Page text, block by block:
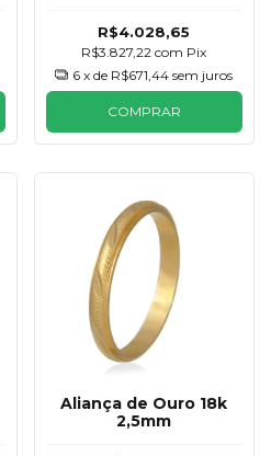
R$4.028,65
R$3.827,22com Pix
6 x de R$671,44 sem juros
COMPRAR
Aliança de Ouro 18k
2,5mm